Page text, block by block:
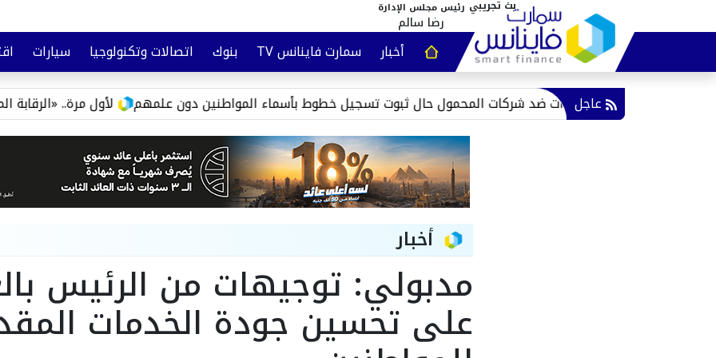
رئيس مجلس الإدارة
رضا سالم
أخبار
سمارت فاينانس TV بنوك اتصالات وتكنولوجيا سيارات
عقارات وتأمين
وعي مالي عاجل لأول مرة.. «الرقابة المالية» الاتصالات: إجراءات ضد شركات المحمول حال ثبوت تسجيل خطوط بأسماء المواطنين دون علمهم
أخبار
مدبولي: توجيهات من الرئيس
على تحسين جودة الخدمات